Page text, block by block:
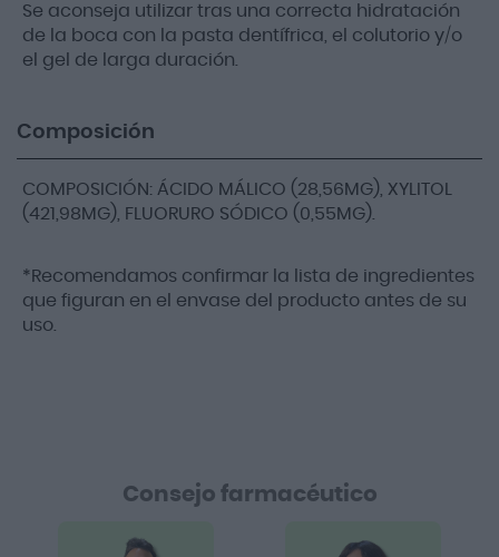
Se aconseja utilizar tras una correcta hidratación
de la boca con la pasta dentífrica, el colutorio y/o
el gel de larga duración.
Composición
COMPOSICIÓN: ÁCIDO MÁLICO (28,56MG), XYLITOL
(421,98MG), FLUORURO SÓDICO (0,55MG).
*Recomendamos confirmar la lista de ingredientes
que figuran en el envase del producto antes de su
uso.
Consejo farmacéutico